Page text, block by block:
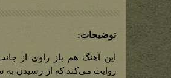
توضیحات:
این آهنگ هم باز راوی از
روایت می‌کند که از رسیدن به